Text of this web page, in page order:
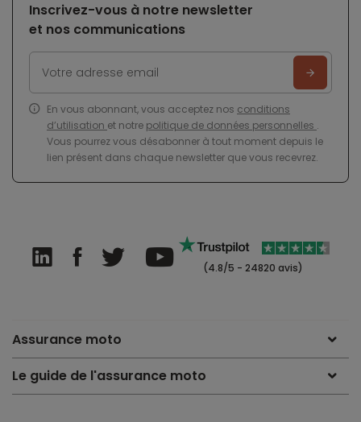
Inscrivez-vous à notre newsletter
et nos communications
En vous abonnant, vous acceptez nos conditions
d’utilisation et notre politique de données personnelles .
Vous pourrez vous désabonner à tout moment depuis le
lien présent dans chaque newsletter que vous recevrez.
(4.8/5 - 24820 avis)
Assurance moto
Le guide de l'assurance moto